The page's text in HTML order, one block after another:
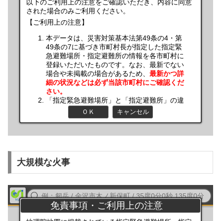
大規模な火事